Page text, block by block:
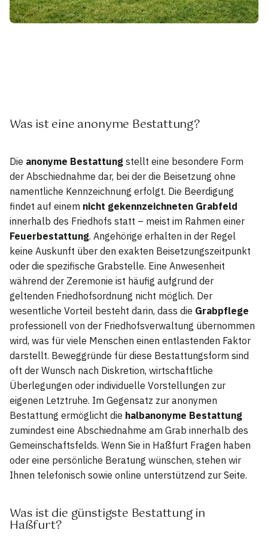
Was ist eine anonyme Bestattung?
Die anonyme Bestattung stellt eine besondere Form
der Abschiednahme dar, bei der die Beisetzung ohne
namentliche Kennzeichnung erfolgt. Die Beerdigung
findet auf einem nicht gekennzeichneten Grabfeld
innerhalb des Friedhofs statt – meist im Rahmen einer
Feuerbestattung. Angehörige erhalten in der Regel
keine Auskunft über den exakten Beisetzungszeitpunkt
oder die spezifische Grabstelle. Eine Anwesenheit
während der Zeremonie ist häufig aufgrund der
geltenden Friedhofsordnung nicht möglich. Der
wesentliche Vorteil besteht darin, dass die Grabpflege
professionell von der Friedhofsverwaltung übernommen
wird, was für viele Menschen einen entlastenden Faktor
darstellt. Beweggründe für diese Bestattungsform sind
oft der Wunsch nach Diskretion, wirtschaftliche
Überlegungen oder individuelle Vorstellungen zur
eigenen Letztruhe. Im Gegensatz zur anonymen
Bestattung ermöglicht die halbanonyme Bestattung
zumindest eine Abschiednahme am Grab innerhalb des
Gemeinschaftsfelds. Wenn Sie in Haßfurt Fragen haben
oder eine persönliche Beratung wünschen, stehen wir
Ihnen telefonisch sowie online unterstützend zur Seite.
Was ist die günstigste Bestattung in
Haßfurt?